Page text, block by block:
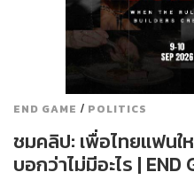
END GAME / POLITICS
ชมคลิป: เพื่อไทยแฟน
บอกว่าไม่มีอะไร | END